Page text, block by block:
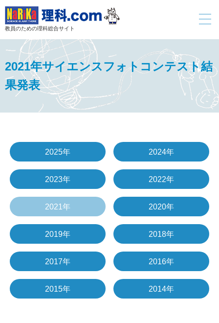
教員のための理科総合サイト
toggle
2021年サイエンスフォトコンテスト結
果発表
2025年 2024年
2023年 2022年
2021年 2020年
2019年 2018年
2017年 2016年
2015年 2014年